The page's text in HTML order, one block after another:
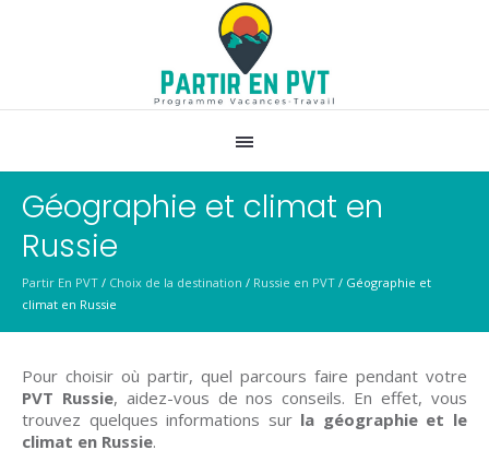
Géographie et climat en
Russie
Partir En PVT / Choix de la destination / Russie en PVT / Géographie et
climat en Russie
Pour choisir où partir, quel parcours faire pendant votre
PVT Russie, aidez-vous de nos conseils. En effet, vous
trouvez quelques informations sur la géographie et le
climat en Russie.